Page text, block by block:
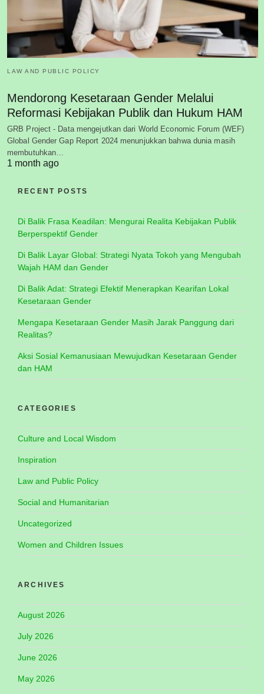
LAW AND PUBLIC POLICY
Mendorong Kesetaraan Gender Melalui
Reformasi Kebijakan Publik dan Hukum HAM
GRB Project - Data mengejutkan dari World Economic Forum (WEF)
Global Gender Gap Report 2024 menunjukkan bahwa dunia masih
membutuhkan…
1 month ago
RECENT POSTS
Di Balik Frasa Keadilan: Mengurai Realita Kebijakan Publik
Berperspektif Gender
Di Balik Layar Global: Strategi Nyata Tokoh yang Mengubah
Wajah HAM dan Gender
Di Balik Adat: Strategi Efektif Menerapkan Kearifan Lokal
Kesetaraan Gender
Mengapa Kesetaraan Gender Masih Jarak Panggung dari
Realitas?
Aksi Sosial Kemanusiaan Mewujudkan Kesetaraan Gender
dan HAM
CATEGORIES
Culture and Local Wisdom
Inspiration
Law and Public Policy
Social and Humanitarian
Uncategorized
Women and Children Issues
ARCHIVES
August 2026
July 2026
June 2026
May 2026